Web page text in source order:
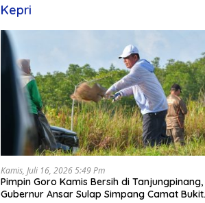
Kepri
Kamis, Juli 16, 2026 5:49 Pm
Pimpin Goro Kamis Bersih di Tanjungpinang,
Gubernur Ansar Sulap Simpang Camat Bukit